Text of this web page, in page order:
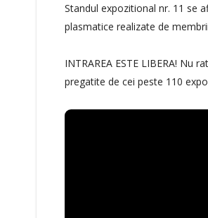
Standul expozitional nr. 11 se
plasmatice realizate de
INTRAREA ESTE LIBERA! Nu
pregatite de cei peste 110